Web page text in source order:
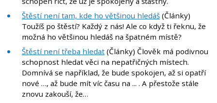
Štěstí není tam, kde ho většinou hledáš (Články)
Toužíš po štěstí? Každý z nás! Ale co když ti řeknu, že
možná ho většinou hledáš na špatném místě?
Štěstí není třeba hledat (Články) Člověk má podivnou
schopnost hledat věci na nepatřičných místech.
Domnívá se například, že bude spokojen, až si opatří
nové …, až bude mít víc času na ... . A přestože stále
znovu zakouší, že…